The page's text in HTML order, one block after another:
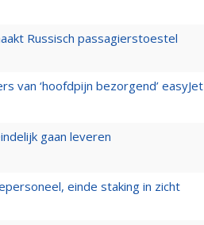
Russisch passagierstoestel
van ‘hoofdpijn bezorgend’ easyJet
gaan leveren
einde staking in zicht